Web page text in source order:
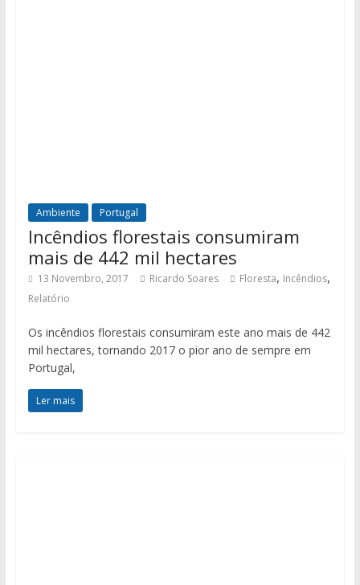
Ambiente Portugal
Incêndios florestais consumiram
mais de 442 mil hectares
13 Novembro, 2017 Ricardo Soares Floresta, Incêndios,
Relatório
Os incêndios florestais consumiram este ano mais de 442
mil hectares, tornando 2017 o pior ano de sempre em
Portugal,
Ler mais